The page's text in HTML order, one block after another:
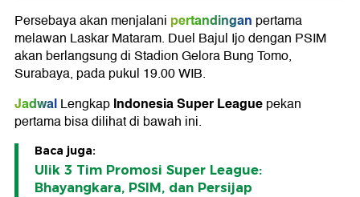
Persebaya akan menjalani pertandingan pertama
melawan Laskar Mataram. Duel Bajul Ijo dengan PSIM
akan berlangsung di Stadion Gelora Bung Tomo,
Surabaya, pada pukul 19.00 WIB.
JadwalLengkapIndonesia Super Leaguepekan
pertama bisa dilihat di bawah ini.
Baca juga:
Ulik 3 Tim Promosi Super League:
Bhayangkara, PSIM, dan Persijap